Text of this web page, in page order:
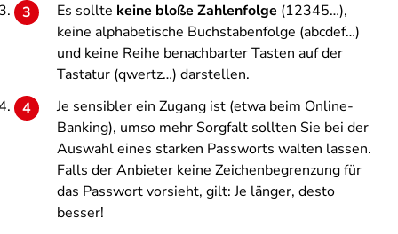
Es sollte keine bloße Zahlenfolge (12345…),
keine alphabetische Buchstabenfolge (abcdef…)
und keine Reihe benachbarter Tasten auf der
Tastatur (qwertz…) darstellen.
Je sensibler ein Zugang ist (etwa beim Online-
Banking), umso mehr Sorgfalt sollten Sie bei der
Auswahl eines starken Passworts walten lassen.
Falls der Anbieter keine Zeichenbegrenzung für
das Passwort vorsieht, gilt: Je länger, desto
besser!